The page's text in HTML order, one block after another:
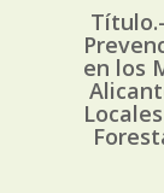
en los